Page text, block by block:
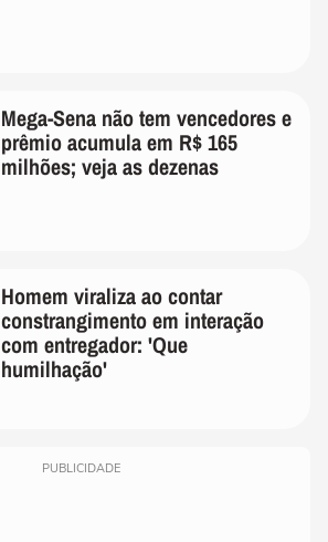
Mega-Sena não tem vencedores e
prêmio acumula em R$ 165
milhões; veja as dezenas
Homem viraliza ao contar
constrangimento em interação
com entregador: 'Que
humilhação'
PUBLICIDADE